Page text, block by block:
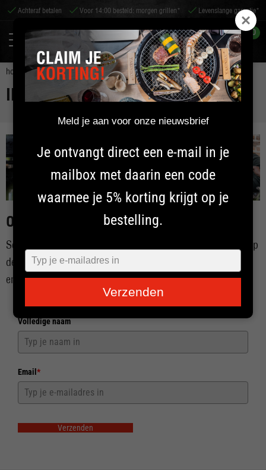
Achteraf betalen Voor 14:00 besteld: morgen grillen* Levenslange garantie*
0
home yakiniku inschrijven nieuwsbrief
INSCHRIJVEN NIEUWSBRIEF
Ontdek de wereld van YAKINIKU
Schrijf je in voor de nieuwsbrief en zorg dat jij als eerste op
de hoogte bent van de lekkerste recepten, leukste weetjes
en onze nieuwste producten!
Volledige naam
Email *
Verzenden
Meld je aan voor onze nieuwsbrief
Je ontvangt direct een e-mail in je
mailbox met daarin een code
waarmee je 5% korting krijgt op je
bestelling.
Typ
je
in
Verzenden